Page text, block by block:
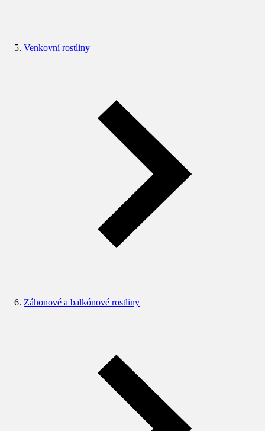
Venkovní rostliny
Záhonové a balkónové rostliny